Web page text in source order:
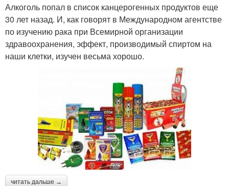
Алкоголь попал в список канцерогенных продуктов еще
30 лет назад. И, как говорят в Международном агентстве
по изучению рака при Всемирной организации
здравоохранения, эффект, производимый спиртом на
наши клетки, изучен весьма хорошо.
читать дальше →